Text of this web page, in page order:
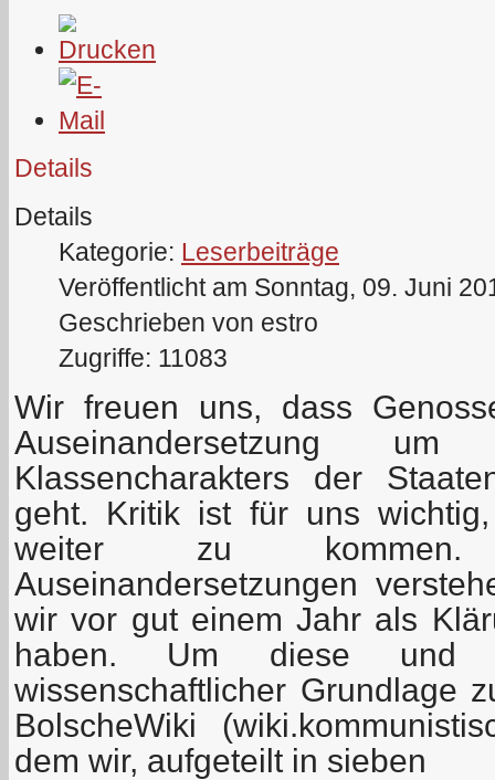
Details
Details
Kategorie: Leserbeiträge
Veröffentlicht am Sonntag, 09. Juni
Geschrieben von estro
Zugriffe: 11083
Wir freuen uns, dass
Auseinandersetzung
Klassencharakters der
geht. Kritik ist für uns
weiter zu
Auseinandersetzungen
wir vor gut einem Jahr als
haben. Um diese und
wissenschaftlicher Grundlage
BolscheWiki
dem wir, aufgeteilt in sieben